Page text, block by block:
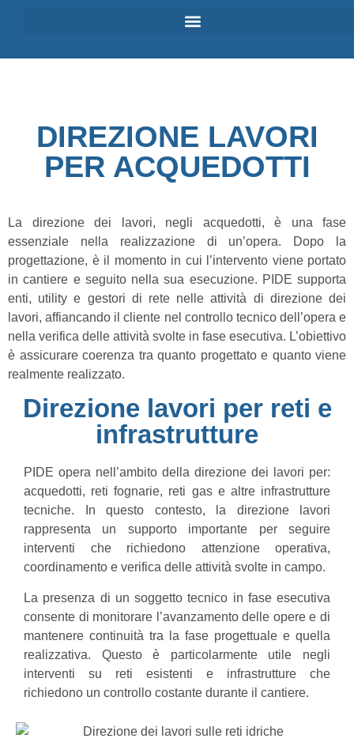
DIREZIONE LAVORI
PER ACQUEDOTTI
La direzione dei lavori, negli acquedotti, è una fase
essenziale nella realizzazione di un’opera. Dopo la
progettazione, è il momento in cui l’intervento viene portato
in cantiere e seguito nella sua esecuzione. PIDE supporta
enti, utility e gestori di rete nelle attività di direzione dei
lavori, affiancando il cliente nel controllo tecnico dell’opera e
nella verifica delle attività svolte in fase esecutiva. L’obiettivo
è assicurare coerenza tra quanto progettato e quanto viene
realmente realizzato.
Direzione lavori per reti e
infrastrutture
PIDE opera nell’ambito della direzione dei lavori per:
acquedotti, reti fognarie, reti gas e altre infrastrutture
tecniche. In questo contesto, la direzione lavori
rappresenta un supporto importante per seguire
interventi che richiedono attenzione operativa,
coordinamento e verifica delle attività svolte in campo.
La presenza di un soggetto tecnico in fase esecutiva
consente di monitorare l’avanzamento delle opere e di
mantenere continuità tra la fase progettuale e quella
realizzativa. Questo è particolarmente utile negli
interventi su reti esistenti e infrastrutture che
richiedono un controllo costante durante il cantiere.